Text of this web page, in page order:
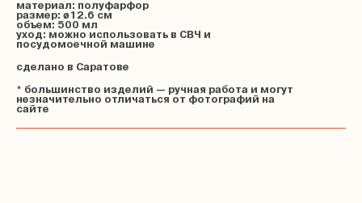
материал: полуфарфор
размер: ø12.6 см
объем: 500 мл
уход: можно использовать в СВЧ и
посудомоечной машине
сделано в Саратове
* большинство изделий — ручная работа и могут
незначительно отличаться от фотографий на
сайте